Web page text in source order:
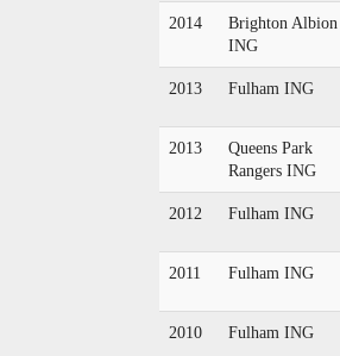
2014
Brighton Albion
ING
2013 Fulham ING
2013
Queens Park
Rangers ING
2012 Fulham ING
2011 Fulham ING
2010 Fulham ING